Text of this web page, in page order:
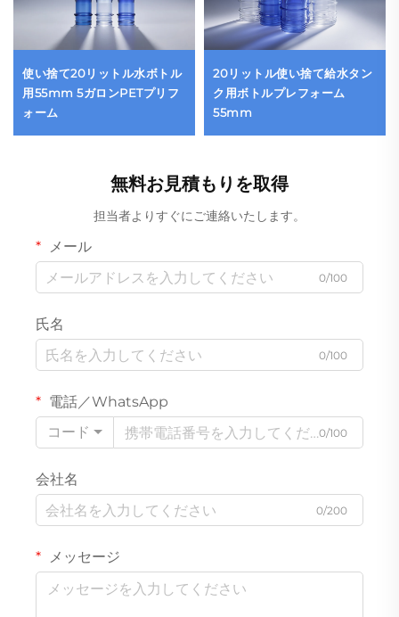
使い捨て20リットル水ボトル
用55mm 5ガロンPETプリフ
ォーム
20リットル使い捨て給水タン
ク用ボトルプレフォーム
55mm
無料お見積もりを取得
担当者よりすぐにご連絡いたします。
メール
0/100
氏名
0/100
電話／WhatsApp
コード
0/100
会社名
0/200
メッセージ